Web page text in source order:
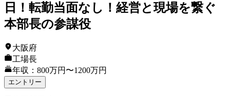
日！転勤当面なし！経営と現場を繋ぐ
本部長の参謀役
大阪府
工場長
年収：800万円〜1200万円
エントリー